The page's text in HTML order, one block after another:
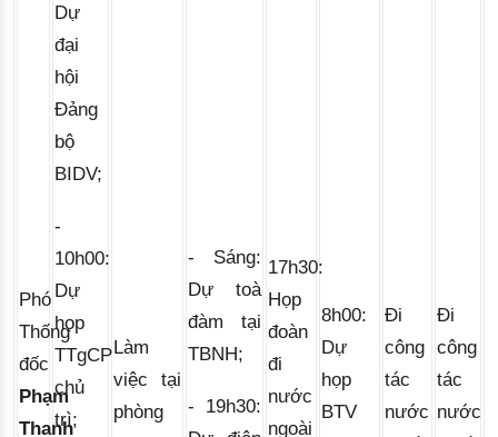
Phó
Thống
đốc
Phạm
Thanh
Dự
đại
hội
Đảng
bộ
BIDV
10h00:
Dự
họp
TTgCP
chủ
trì;
Làm
việc tại
phòng
- Sáng:
Dự toà
đàm tại
TBNH;
- 19h30:
17h30:
Họp
đoàn
đi
nước
ngoài
8h00:
Dự
họp
BTV
Đi
công
tác
nước
Đi
công
tác
nước